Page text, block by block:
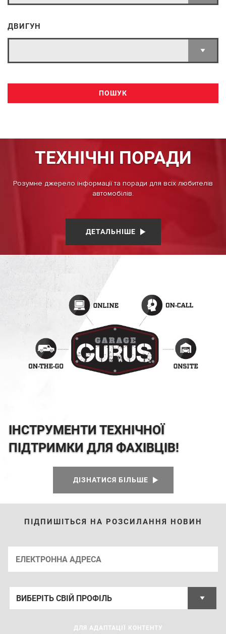
ДВИГУН
ПОШУК
ТЕХНІЧНІ ПОРАДИ
Розумне джерело інформації та поради для всіх любителів
автомобілів.
ДЕТАЛЬНІШЕ
ІНСТРУМЕНТИ ТЕХНІЧНОЇ
ПІДТРИМКИ ДЛЯ ФАХІВЦІВ!
ДІЗНАТИСЯ БІЛЬШЕ
ПІДПИШІТЬСЯ НА РОЗСИЛАННЯ НОВИН
ДЛЯ АДАПТАЦІЇ КОНТЕНТУ